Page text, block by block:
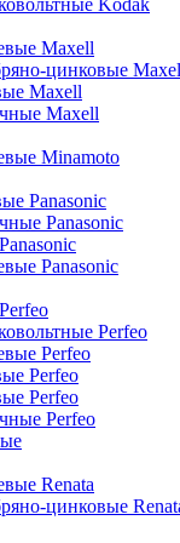
Kodak
Maxell
цинковые
Maxell
Maxell
Minamoto
Panasonic
Panasonic
Panasonic
Perfeo
Perfeo
Perfeo
Perfeo
Perfeo
Renata
цинковые